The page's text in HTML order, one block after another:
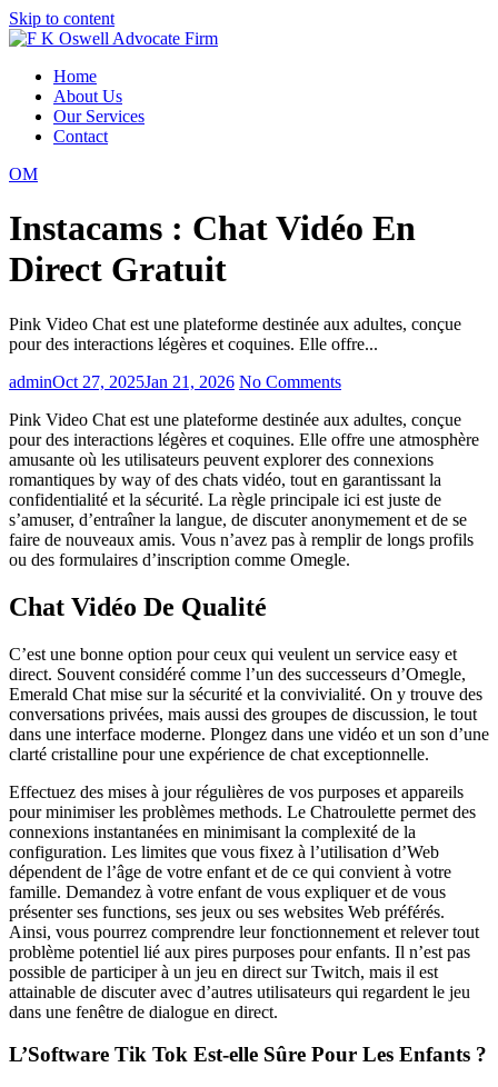
Skip to content
Home
About Us
Our Services
Contact
OM
Instacams : Chat Vidéo En
Direct Gratuit
Pink Video Chat est une plateforme destinée aux adultes, conçue
pour des interactions légères et coquines. Elle offre...
adminOct 27, 2025Jan 21, 2026 No Comments
Pink Video Chat est une plateforme destinée aux adultes, conçue
pour des interactions légères et coquines. Elle offre une atmosphère
amusante où les utilisateurs peuvent explorer des connexions
romantiques by way of des chats vidéo, tout en garantissant la
confidentialité et la sécurité. La règle principale ici est juste de
s’amuser, d’entraîner la langue, de discuter anonymement et de se
faire de nouveaux amis. Vous n’avez pas à remplir de longs profils
ou des formulaires d’inscription comme Omegle.
Chat Vidéo De Qualité
C’est une bonne option pour ceux qui veulent un service easy et
direct. Souvent considéré comme l’un des successeurs d’Omegle,
Emerald Chat mise sur la sécurité et la convivialité. On y trouve des
conversations privées, mais aussi des groupes de discussion, le tout
dans une interface moderne. Plongez dans une vidéo et un son d’une
clarté cristalline pour une expérience de chat exceptionnelle.
Effectuez des mises à jour régulières de vos purposes et appareils
pour minimiser les problèmes methods. Le Chatroulette permet des
connexions instantanées en minimisant la complexité de la
configuration. Les limites que vous fixez à l’utilisation d’Web
dépendent de l’âge de votre enfant et de ce qui convient à votre
famille. Demandez à votre enfant de vous expliquer et de vous
présenter ses functions, ses jeux ou ses websites Web préférés.
Ainsi, vous pourrez comprendre leur fonctionnement et relever tout
problème potentiel lié aux pires purposes pour enfants. Il n’est pas
possible de participer à un jeu en direct sur Twitch, mais il est
attainable de discuter avec d’autres utilisateurs qui regardent le jeu
dans une fenêtre de dialogue en direct.
L’Software Tik Tok Est-elle Sûre Pour Les Enfants ?